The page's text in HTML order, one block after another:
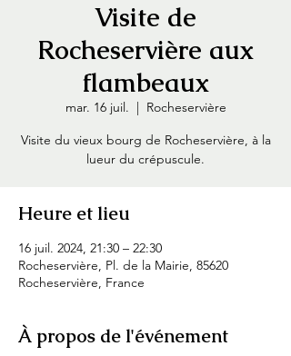
Visite de
Rocheservière aux
flambeaux
mar. 16 juil.
  |
Rocheservière
Visite du vieux bourg de Rocheservière, à la
lueur du crépuscule.
Heure et lieu
16 juil. 2024, 21:30 – 22:30
Rocheservière, Pl. de la Mairie, 85620
Rocheservière, France
À propos de l'événement